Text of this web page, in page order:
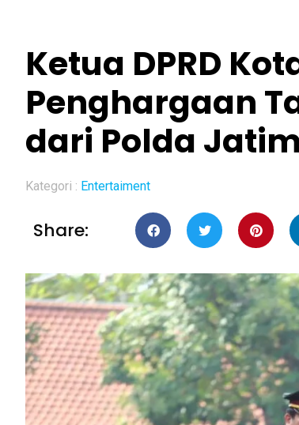
Ketua DPRD
Penghargaan
dari Polda
Kategori : Entertaiment
Share: